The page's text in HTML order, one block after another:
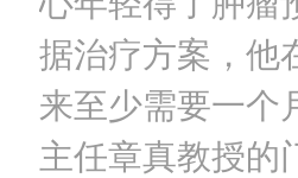
据治疗方案，他
来至少需要一个
主任章真教授的